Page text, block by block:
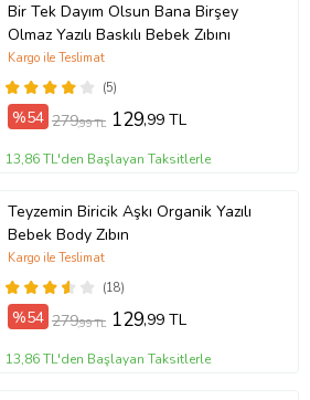
Bir Tek Dayım Olsun Bana Birşey
Olmaz Yazılı Baskılı Bebek Zıbını
(5)
Kargo ile Teslimat
%54 279,99 TL 129,99 TL
13,86 TL'den Başlayan Taksitlerle
Teyzemin Biricik Aşkı Organik Yazılı
Bebek Body Zıbın
(18)
Kargo ile Teslimat
%54 279,99 TL 129,99 TL
13,86 TL'den Başlayan Taksitlerle